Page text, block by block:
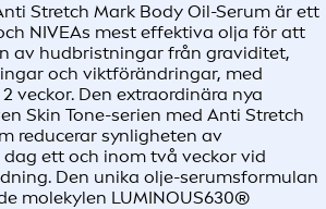
Stretch Mark Body Oil-Serum är ett
NIVEAs mest effektiva olja för att
av hudbristningar från graviditet,
och viktförändringar, med
veckor. Den extraordinära nya
Skin Tone-serien med Anti Stretch
reducerar synligheten av
ett och inom två veckor vid
Den unika olje-serumsformulan
molekylen LUMINOUS630®